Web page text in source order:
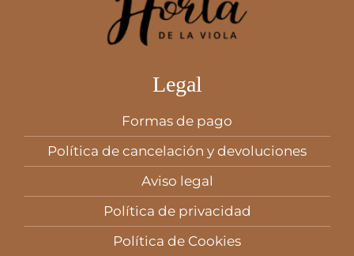
Legal
Formas de pago
Política de cancelación y devoluciones
Aviso legal
Política de privacidad
Política de Cookies